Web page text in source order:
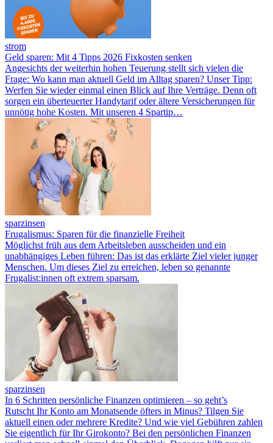
strom
Geld sparen: Mit 4 Tipps 2026 Fixkosten senken
Angesichts der weiterhin hohen Teuerung stellt sich vielen die
Frage: Wo kann man aktuell Geld im Alltag sparen? Unser Tipp:
Werfen Sie wieder einmal einen Blick auf Ihre Verträge. Denn oft
sorgen ein überteuerter Handytarif oder ältere Versicherungen für
unnötig hohe Kosten. Mit unseren 4 Spartip…
sparzinsen
Frugalismus: Sparen für die finanzielle Freiheit
Möglichst früh aus dem Arbeitsleben ausscheiden und ein
unabhängiges Leben führen: Das ist das erklärte Ziel vieler junger
Menschen. Um dieses Ziel zu erreichen, leben so genannte
Frugalist:innen oft extrem sparsam.
sparzinsen
In 6 Schritten persönliche Finanzen optimieren – so geht’s
Rutscht Ihr Konto am Monatsende öfters in Minus? Tilgen Sie
aktuell einen oder mehrere Kredite? Und wie viel Gebühren zahlen
Sie eigentlich für Ihr Girokonto? Bei den persönlichen Finanzen